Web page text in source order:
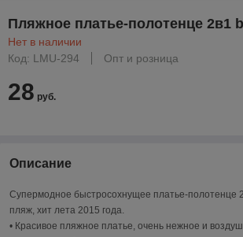
Пляжное платье-полотенце 2в1
Нет в наличии
Код: LMU-294
Опт и розница
28 руб.
Описание
Супермодное быстросохнущее платье-полотенце
пляж, хит лета 2015 года.
• Красивое пляжное платье, очень нежное и